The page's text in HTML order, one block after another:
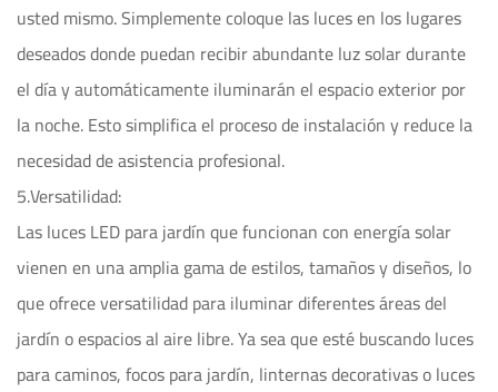
usted mismo. Simplemente coloque las luces en los lugares
deseados donde puedan recibir abundante luz solar durante
el día y automáticamente iluminarán el espacio exterior por
la noche. Esto simplifica el proceso de instalación y reduce la
necesidad de asistencia profesional.
5.Versatilidad:
Las luces LED para jardín que funcionan con energía solar
vienen en una amplia gama de estilos, tamaños y diseños, lo
que ofrece versatilidad para iluminar diferentes áreas del
jardín o espacios al aire libre. Ya sea que esté buscando luces
para caminos, focos para jardín, linternas decorativas o luces